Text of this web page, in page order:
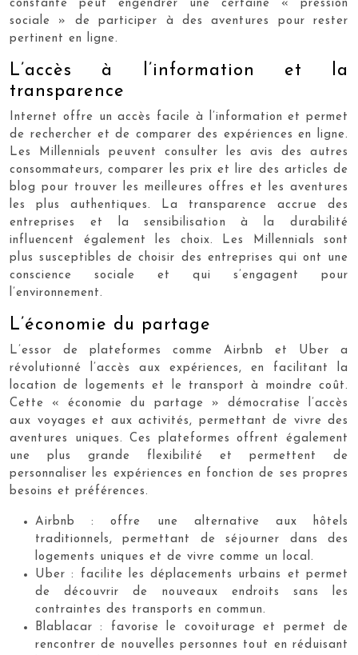
constante peut engendrer une certaine « pression
sociale » de participer à des aventures pour rester
pertinent en ligne.
L’accès à l’information et la
transparence
Internet offre un accès facile à l’information et permet
de rechercher et de comparer des expériences en ligne.
Les Millennials peuvent consulter les avis des autres
consommateurs, comparer les prix et lire des articles de
blog pour trouver les meilleures offres et les aventures
les plus authentiques. La transparence accrue des
entreprises et la sensibilisation à la durabilité
influencent également les choix. Les Millennials sont
plus susceptibles de choisir des entreprises qui ont une
conscience sociale et qui s’engagent pour
l’environnement.
L’économie du partage
L’essor de plateformes comme Airbnb et Uber a
révolutionné l’accès aux expériences, en facilitant la
location de logements et le transport à moindre coût.
Cette « économie du partage » démocratise l’accès
aux voyages et aux activités, permettant de vivre des
aventures uniques. Ces plateformes offrent également
une plus grande flexibilité et permettent de
personnaliser les expériences en fonction de ses propres
besoins et préférences.
Airbnb : offre une alternative aux hôtels
traditionnels, permettant de séjourner dans des
logements uniques et de vivre comme un local.
Uber : facilite les déplacements urbains et permet
de découvrir de nouveaux endroits sans les
contraintes des transports en commun.
Blablacar : favorise le covoiturage et permet de
rencontrer de nouvelles personnes tout en réduisant